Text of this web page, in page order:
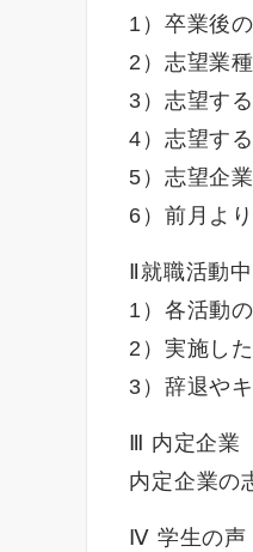
1）卒業後
2）志望業
3）志望す
4）志望す
5）志望企
6）前月よ
Ⅱ就職活動
1）各活動
2）実施し
3）辞退や
Ⅲ 内定企業
内定企業の
Ⅳ 学生の声